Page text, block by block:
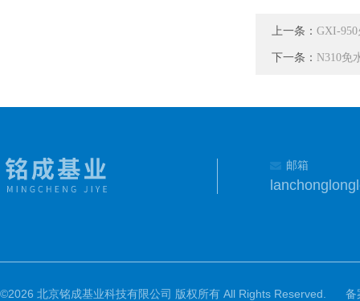
上一条： GXI-
下一条： N310免
邮箱
©2026 北京铭成基业科技有限公司 版权所有 All Rights Reserved.
备